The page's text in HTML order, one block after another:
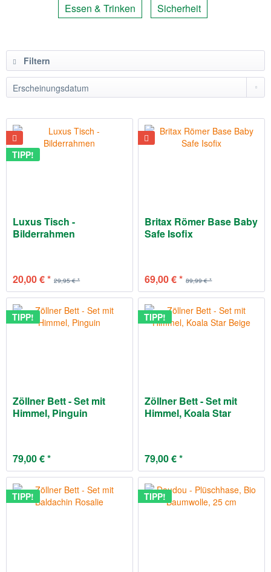
Essen & Trinken
Sicherheit
Filtern
TIPP!
Luxus Tisch -
Bilderrahmen
29,95 € *
20,00 € *
Britax Römer Base Baby
Safe Isofix
89,99 € *
69,00 € *
TIPP!
Zöllner Bett - Set mit
Himmel, Pinguin
79,00 € *
TIPP!
Zöllner Bett - Set mit
Himmel, Koala Star
79,00 € *
TIPP! TIPP!